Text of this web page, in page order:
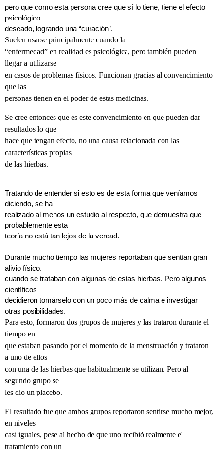
pero que como esta persona cree que sí lo tiene, tiene el efecto
psicológico
deseado, logrando una “curación”.
Suelen usarse principalmente cuando la
“enfermedad” en realidad es psicológica, pero también pueden
llegar a utilizarse
en casos de problemas físicos. Funcionan gracias al convencimiento
que las
personas tienen en el poder de estas medicinas.
Se cree entonces que es este convencimiento en que pueden dar
resultados lo que
hace que tengan efecto, no una causa relacionada con las
características propias
de las hierbas.
Tratando de entender si esto es de esta forma que veníamos
diciendo, se ha
realizado al menos un estudio al respecto, que demuestra que
probablemente esta
teoría no está tan lejos de la verdad.
Durante mucho tiempo las mujeres reportaban que sentían gran
alivio físico.
cuando se trataban con algunas de estas hierbas. Pero algunos
científicos
decidieron tomárselo con un poco más de calma e investigar
otras posibilidades.
Para esto, formaron dos grupos de mujeres y las trataron durante el
tiempo en
que estaban pasando por el momento de la menstruación y trataron
a uno de ellos
con una de las hierbas que habitualmente se utilizan. Pero al
segundo grupo se
les dio un placebo.
El resultado fue que ambos grupos reportaron sentirse mucho mejor,
en niveles
casi iguales, pese al hecho de que uno recibió realmente el
tratamiento con un